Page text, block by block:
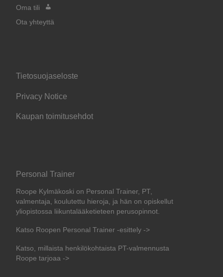
Oma tili
Ota yhteyttä
Tietosuojaseloste
Privacy Notice
Kaupan toimitusehdot
Personal Trainer
Roope Kylmäkoski on Personal Trainer, PT,
valmentaja, koulutettu hieroja, ja hän on opiskellut
yliopistossa liikuntalääketieteen perusopinnot.
Katso Roopen Personal Trainer -esittely ->
Katso, millaista henkilökohtaista PT-valmennusta
Roope tarjoaa ->